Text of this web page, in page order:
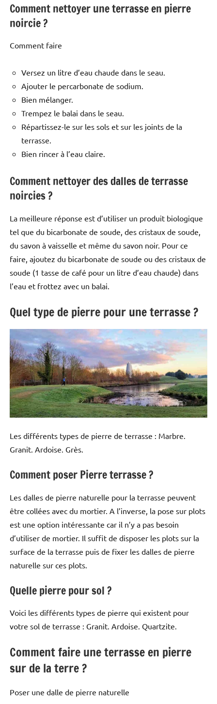
Comment nettoyer une terrasse en pierre
noircie ?
Comment faire
Versez un litre d’eau chaude dans le seau.
Ajouter le percarbonate de sodium.
Bien mélanger.
Trempez le balai dans le seau.
Répartissez-le sur les sols et sur les joints de la
terrasse.
Bien rincer à l’eau claire.
Comment nettoyer des dalles de terrasse
noircies ?
La meilleure réponse est d’utiliser un produit biologique
tel que du bicarbonate de soude, des cristaux de soude,
du savon à vaisselle et même du savon noir. Pour ce
faire, ajoutez du bicarbonate de soude ou des cristaux de
soude (1 tasse de café pour un litre d’eau chaude) dans
l’eau et frottez avec un balai.
Quel type de pierre pour une terrasse ?
Les différents types de pierre de terrasse : Marbre.
Granit. Ardoise. Grès.
Comment poser Pierre terrasse ?
Les dalles de pierre naturelle pour la terrasse peuvent
être collées avec du mortier. A l’inverse, la pose sur plots
est une option intéressante car il n’y a pas besoin
d’utiliser de mortier. Il suffit de disposer les plots sur la
surface de la terrasse puis de fixer les dalles de pierre
naturelle sur ces plots.
Quelle pierre pour sol ?
Voici les différents types de pierre qui existent pour
votre sol de terrasse : Granit. Ardoise. Quartzite.
Comment faire une terrasse en pierre
sur de la terre ?
Poser une dalle de pierre naturelle